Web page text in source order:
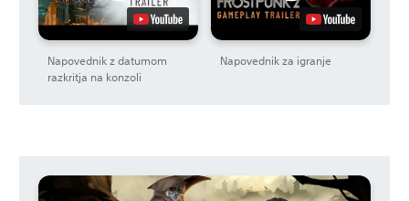
Napovednik z datumom
razkritja na konzoli
Napovednik za igranje